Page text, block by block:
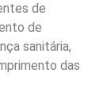
de
de
sanitária,
das